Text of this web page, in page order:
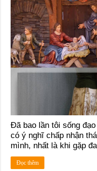
Đã bao lần tôi sống
có ý nghĩ chấp nhận
mình, nhất là khi gặp
Đọc thêm